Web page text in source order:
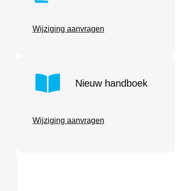
Wijziging aanvragen
Nieuw handboek
Wijziging aanvragen